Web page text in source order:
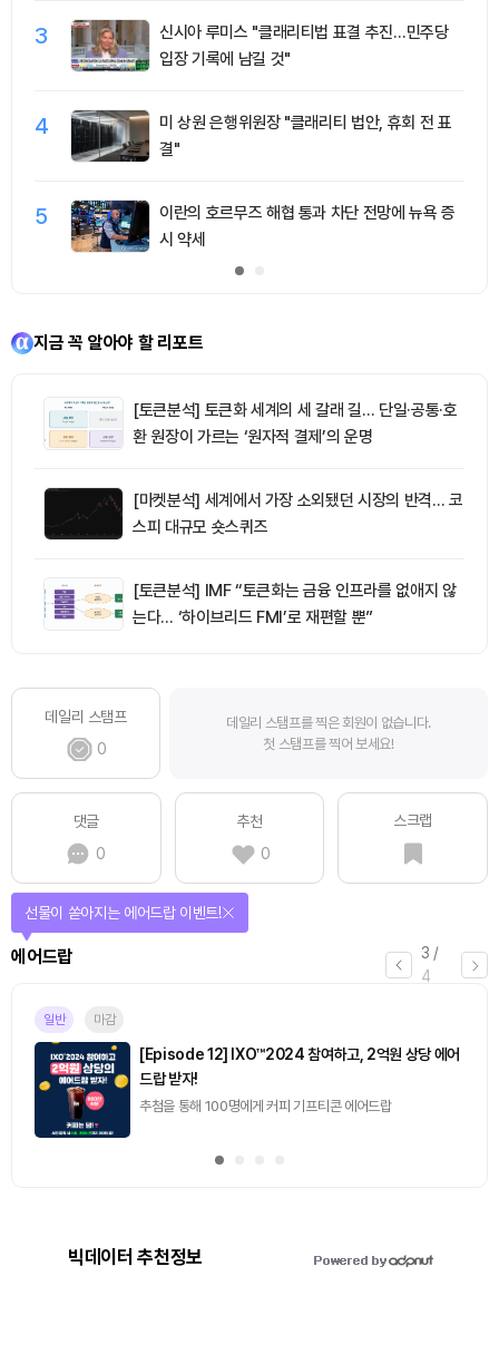
3
신시아 루미스 "클래리티법 표결 추진…민주당
입장 기록에 남길 것"
4
미 상원 은행위원장 "클래리티 법안, 휴회 전 표
결"
5
이란의 호르무즈 해협 통과 차단 전망에 뉴욕 증
시 약세
지금 꼭 알아야 할 리포트
[토큰분석] 토큰화 세계의 세 갈래 길… 단일·공통·호
환 원장이 가르는 ‘원자적 결제’의 운명
[마켓분석] 세계에서 가장 소외됐던 시장의 반격… 코
스피 대규모 숏스퀴즈
[토큰분석] IMF “토큰화는 금융 인프라를 없애지 않
는다… ‘하이브리드 FMI’로 재편할 뿐”
데일리 스탬프
0
데일리 스탬프를 찍은 회원이 없습니다.
첫 스탬프를 찍어 보세요!
댓글
0
추천
0
스크랩
3 /
4
에어드랍
선물이 쏟아지는 에어드랍 이벤트!
일반 마감
[Episode 12] IXO™2024 참여하고, 2억원 상당 에어
드랍 받자!
추첨을 통해 100명에게 커피 기프티콘 에어드랍
빅데이터 추천정보